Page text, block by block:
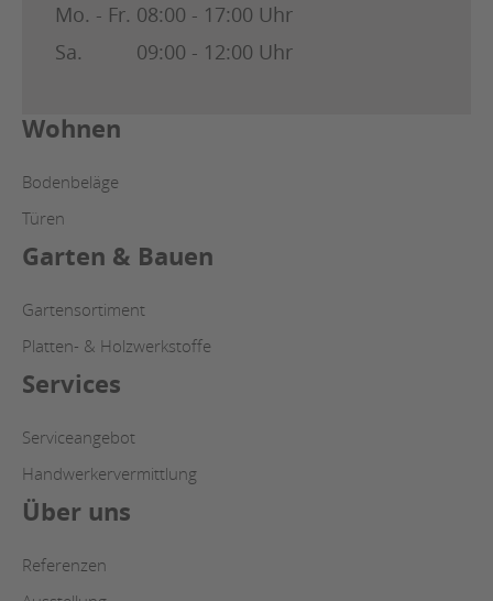
Mo. - Fr. 08:00 - 17:00 Uhr
Sa.
09:00 - 12:00 Uhr
Wohnen
Bodenbeläge
Türen
Garten & Bauen
Gartensortiment
Platten- & Holzwerkstoffe
Services
Serviceangebot
Handwerkervermittlung
Über uns
Referenzen